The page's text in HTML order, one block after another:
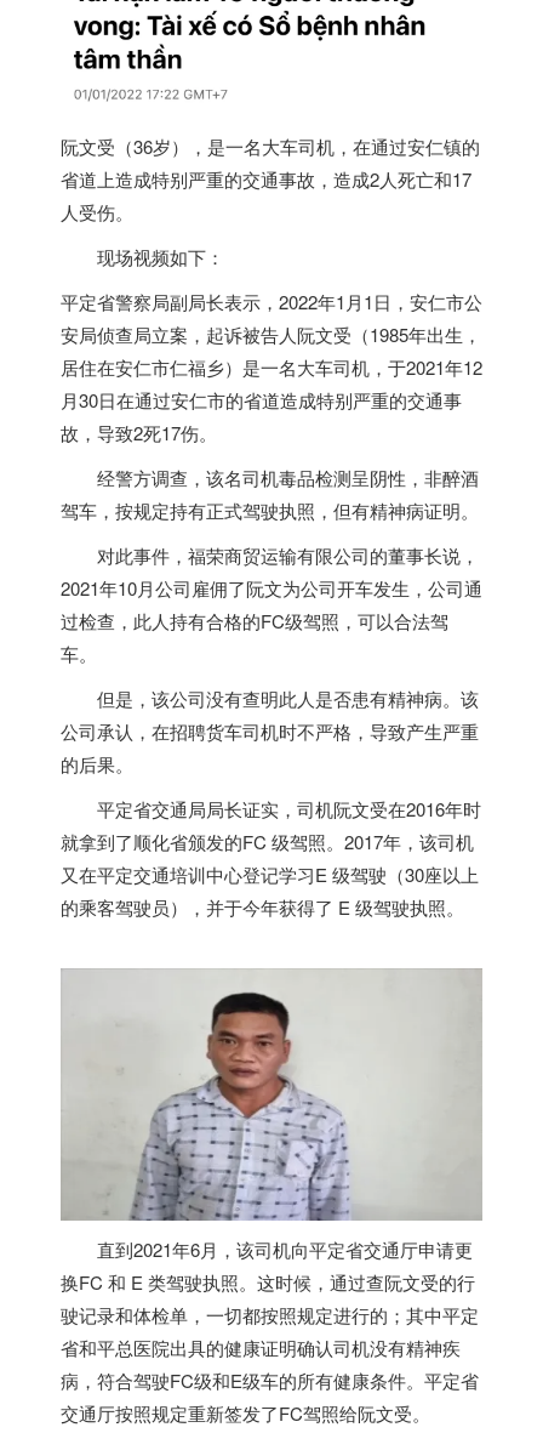
阮文受（36岁），是一名大车司机，在通过安仁镇的
省道上造成特别严重的交通事故，造成2人死亡和17
人受伤。
现场视频如下：
平定省警察局副局长表示，2022年1月1日，安仁市公
安局侦查局立案，起诉被告人阮文受（1985年出生，
居住在安仁市仁福乡）是一名大车司机，于2021年12
月30日在通过安仁市的省道造成特别严重的交通事
故，导致2死17伤。
经警方调查，该名司机毒品检测呈阴性，非醉酒
驾车，按规定持有正式驾驶执照，但有精神病证明。
对此事件，福荣商贸运输有限公司的董事长说，
2021年10月公司雇佣了阮文为公司开车发生，公司通
过检查，此人持有合格的FC级驾照，可以合法驾
车。
但是，该公司没有查明此人是否患有精神病。该
公司承认，在招聘货车司机时不严格，导致产生严重
的后果。
平定省交通局局长证实，司机阮文受在2016年时
就拿到了顺化省颁发的FC 级驾照。2017年，该司机
又在平定交通培训中心登记学习E 级驾驶（30座以上
的乘客驾驶员），并于今年获得了 E 级驾驶执照。
直到2021年6月，该司机向平定省交通厅申请更
换FC 和 E 类驾驶执照。这时候，通过查阮文受的行
驶记录和体检单，一切都按照规定进行的；其中平定
省和平总医院出具的健康证明确认司机没有精神疾
病，符合驾驶FC级和E级车的所有健康条件。平定省
交通厅按照规定重新签发了FC驾照给阮文受。